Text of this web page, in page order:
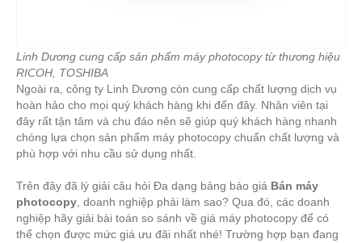
Linh Dương cung cấp sản phẩm máy photocopy từ thương hiệu
RICOH, TOSHIBA
Ngoài ra, công ty Linh Dương còn cung cấp chất lượng dịch vụ
hoàn hảo cho mọi quý khách hàng khi đến đây. Nhân viên tại
đây rất tận tâm và chu đáo nên sẽ giúp quý khách hàng nhanh
chóng lựa chọn sản phẩm máy photocopy chuẩn chất lượng và
phù hợp với nhu cầu sử dụng nhất.
Trên đây đã lý giải câu hỏi Đa dạng bảng báo giá Bán máy
photocopy , doanh nghiệp phải làm sao? Qua đó, các doanh
nghiệp hãy giải bài toán so sánh về giá máy photocopy để có
thể chọn được mức giá ưu đãi nhất nhé! Trường hợp bạn đang